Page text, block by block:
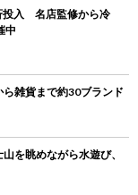
投入 名店監修から冷
中
雑貨まで約30ブランド
を眺めながら水遊び、